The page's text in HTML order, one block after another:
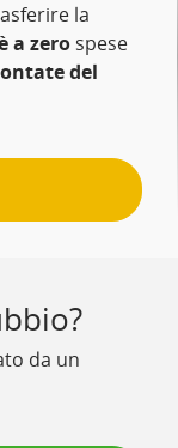
la
a zero spese
del
da un